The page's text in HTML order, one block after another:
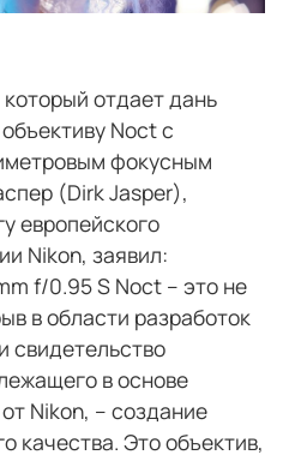
отдает дань
Noct с
фокусным
(Dirk Jasper),
европейского
Nikon, заявил:
f/0.95 S Noct – это не
в области разработок
свидетельство
в основе
Nikon, – создание
качества. Это объектив,